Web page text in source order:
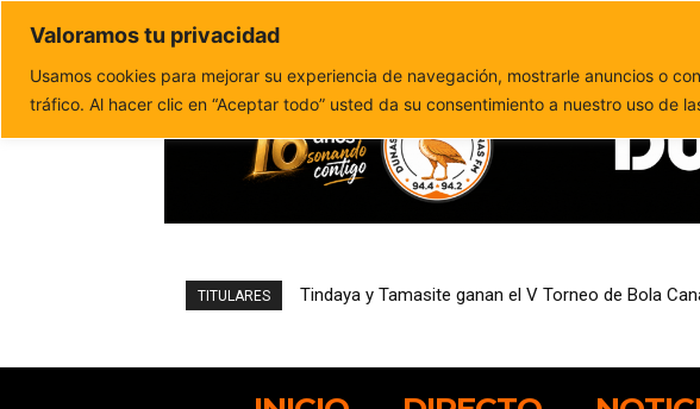
Valoramos tu privacidad
Usamos cookies para mejorar su experiencia de navegación, mostrarle anuncios o
tráfico. Al hacer clic en “Aceptar todo” usted da su consentimiento a nuestro uso de
Política de privacidad
TITULARES Tindaya y Tamasite ganan el V Torneo de Bola
Kylie Belloeuvre y Francesco Cappuzzo se